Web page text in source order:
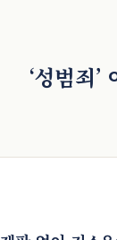
‘성범죄